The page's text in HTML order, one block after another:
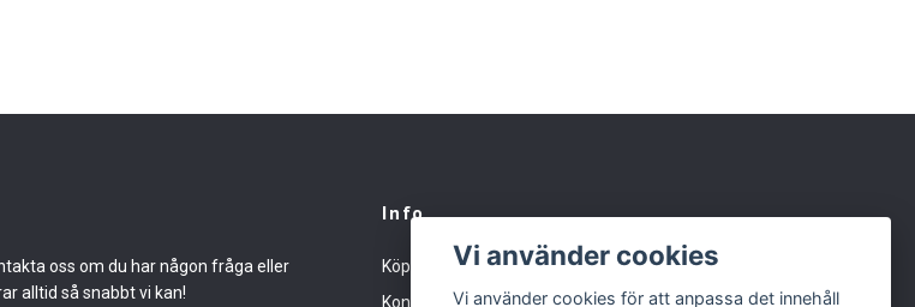
oss om du har någon fråga eller
alltid så snabbt vi kan!
Info
Köpvillkor
Kontakt
Vi använder cookies
Vi använder cookies för att anpassa det innehåll